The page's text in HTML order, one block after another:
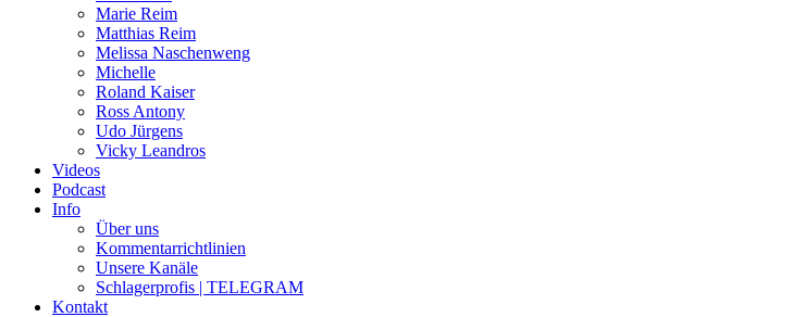
Marie Reim
Matthias Reim
Melissa Naschenweng
Michelle
Roland Kaiser
Ross Antony
Udo Jürgens
Vicky Leandros
Videos
Podcast
Info
Über uns
Kommentarrichtlinien
Unsere Kanäle
Schlagerprofis | TELEGRAM
Kontakt